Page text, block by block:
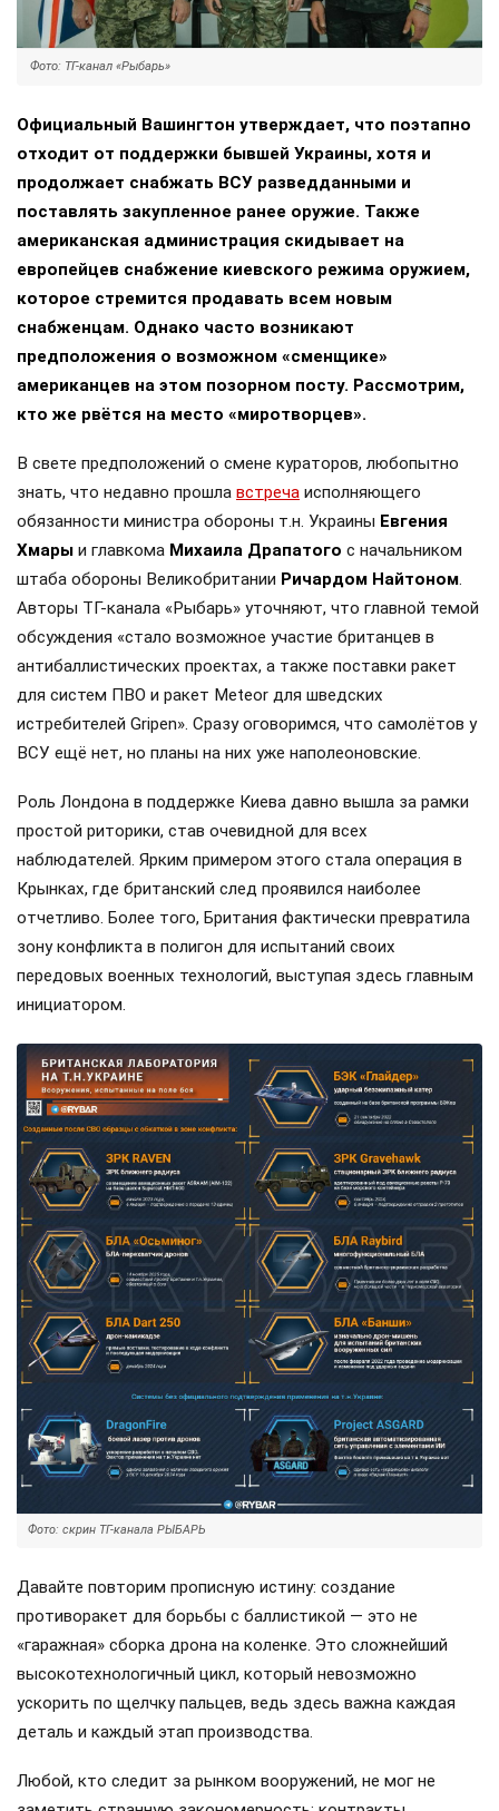
Фото: ТГ-канал «Рыбарь»
Официальный Вашингтон утверждает, что поэтапно
отходит от поддержки бывшей Украины, хотя и
продолжает снабжать ВСУ разведданными и
поставлять закупленное ранее оружие. Также
американская администрация скидывает на
европейцев снабжение киевского режима оружием,
которое стремится продавать всем новым
снабженцам. Однако часто возникают
предположения о возможном «сменщике»
американцев на этом позорном посту. Рассмотрим,
кто же рвётся на место «миротворцев».
В свете предположений о смене кураторов, любопытно
знать, что недавно прошла встреча исполняющего
обязанности министра обороны т.н. Украины Евгения
Хмары и главкома Михаила Драпатого с начальником
штаба обороны Великобритании Ричардом Найтоном.
Авторы ТГ-канала «Рыбарь» уточняют, что главной темой
обсуждения «стало возможное участие британцев в
антибаллистических проектах, а также поставки ракет
для систем ПВО и ракет Meteor для шведских
истребителей Gripen». Сразу оговоримся, что самолётов у
ВСУ ещё нет, но планы на них уже наполеоновские.
Роль Лондона в поддержке Киева давно вышла за рамки
простой риторики, став очевидной для всех
наблюдателей. Ярким примером этого стала операция в
Крынках, где британский след проявился наиболее
отчетливо. Более того, Британия фактически превратила
зону конфликта в полигон для испытаний своих
передовых военных технологий, выступая здесь главным
инициатором.
Фото: скрин ТГ-канала РЫБАРЬ
Давайте повторим прописную истину: создание
противоракет для борьбы с баллистикой — это не
«гаражная» сборка дрона на коленке. Это сложнейший
высокотехнологичный цикл, который невозможно
ускорить по щелчку пальцев, ведь здесь важна каждая
деталь и каждый этап производства.
Любой, кто следит за рынком вооружений, не мог не